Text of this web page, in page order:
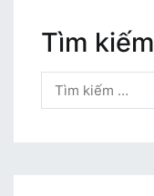
Tìm kiếm
kiếm
cho: